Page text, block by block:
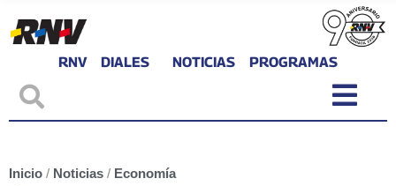
RNV DIALES NOTICIAS PROGRAMAS
Inicio / Noticias / Economía